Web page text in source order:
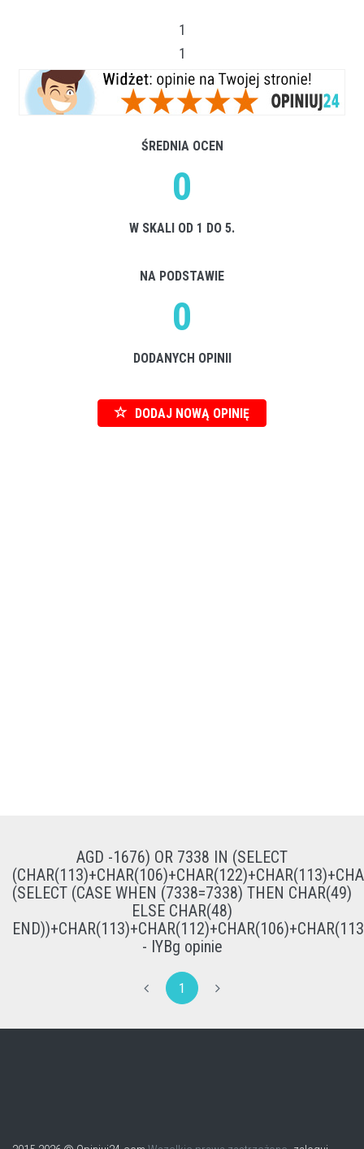
1
1
ŚREDNIA OCEN
0
W SKALI OD 1 DO 5.
NA PODSTAWIE
0
DODANYCH OPINII
DODAJ NOWĄ OPINIĘ
AGD -1676) OR 7338 IN (SELECT
(SELECT (CASE WHEN (7338=7338) THEN CHAR(49)
ELSE CHAR(48)
- IYBg opinie
1